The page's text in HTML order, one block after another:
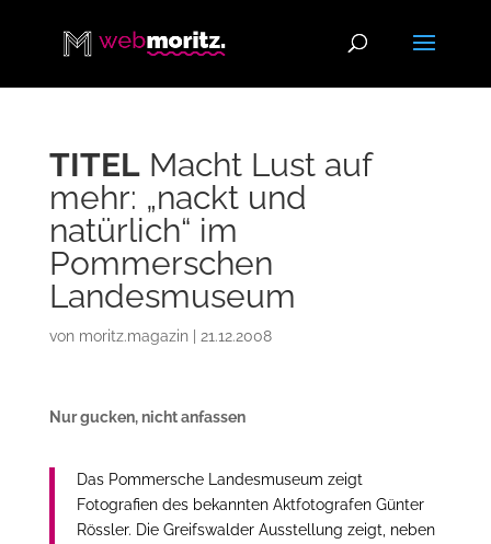
TITELMacht Lust auf
mehr: „nackt und
natürlich“ im
Pommerschen
Landesmuseum
von moritz.magazin| 21.12.2008
Nur gucken, nicht anfassen
Das Pommersche Landesmuseum zeigt
Fotografien des bekannten Aktfotografen Günter
Rössler. Die Greifswalder Ausstellung zeigt, neben